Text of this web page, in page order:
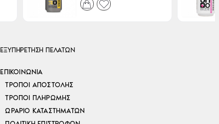
ΕΞΥΠΗΡΕΤΗΣΗ ΠΕΛΑΤΩΝ
ΕΠΙΚΟΙΝΩΝΊΑ
ΤΡΌΠΟΙ ΑΠΟΣΤΟΛΉΣ
ΤΡΌΠΟΙ ΠΛΗΡΩΜΉΣ
ΩΡΆΡΙΟ ΚΑΤΑΣΤΗΜΆΤΩΝ